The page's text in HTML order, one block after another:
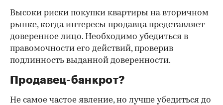
Высоки риски покупки квартиры на вторичном
рынке, когда интересы продавца представляет
доверенное лицо. Необходимо убедиться в
правомочности его действий, проверив
подлинность выданной доверенности.
Продавец-банкрот?
Не самое частое явление, но лучше убедиться до